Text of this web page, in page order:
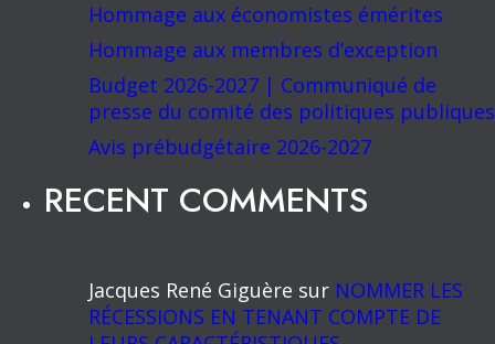
Hommage aux économistes émérites
Hommage aux membres d’exception
Budget 2026-2027 | Communiqué de
presse du comité des politiques publiques
Avis prébudgétaire 2026-2027
RECENT COMMENTS
Jacques René Giguère sur NOMMER LES
RÉCESSIONS EN TENANT COMPTE DE